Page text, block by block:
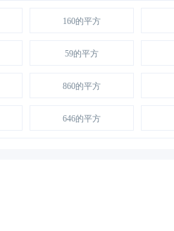
160的平方
59的平方
860的平方
646的平方